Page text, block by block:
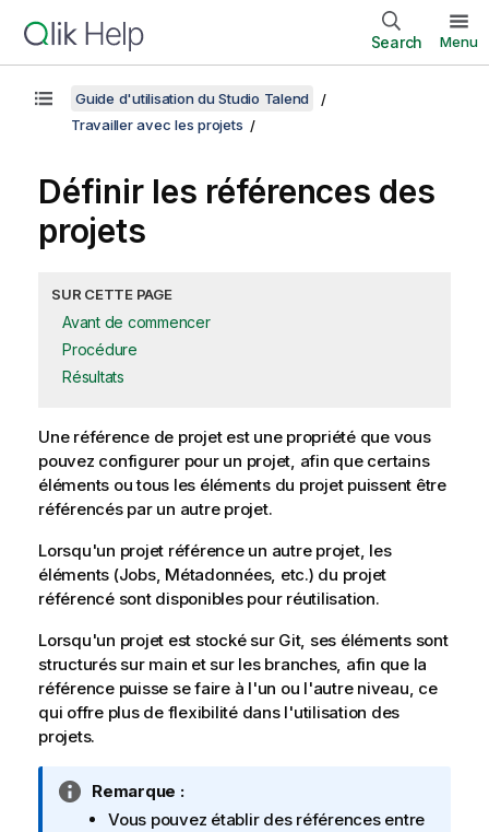
Search Menu
Guide d'utilisation du Studio Talend
Travailler avec les projets
Définir les références des
projets
SUR CETTE PAGE
Avant de commencer
Procédure
Résultats
Une référence de projet est une propriété que vous
pouvez configurer pour un projet, afin que certains
éléments ou tous les éléments du projet puissent être
référencés par un autre projet.
Lorsqu'un projet référence un autre projet, les
éléments (Jobs, Métadonnées, etc.) du projet
référencé sont disponibles pour réutilisation.
Lorsqu'un projet est stocké sur Git, ses éléments sont
structurés sur main et sur les branches, afin que la
référence puisse se faire à l'un ou l'autre niveau, ce
qui offre plus de flexibilité dans l'utilisation des
projets.
N
o
Remarque :
Vous pouvez établir des références entre